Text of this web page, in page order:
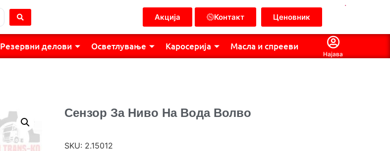
Акција Контакт Ценовник
.
Резервни делови Осветлување Каросерија Масла и спрееви
Најава
Сензор За Ниво На Вода Волво
SKU: 2.15012